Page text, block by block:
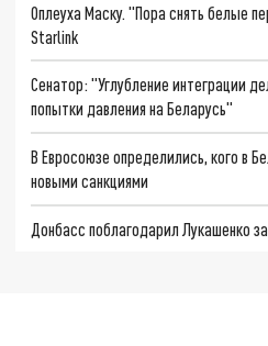
Оплеуха Маску. "Пора снять белые
Starlink
Сенатор: "Углубление интеграции
попытки давления на Беларусь"
В Евросоюзе определились, кого в
новыми санкциями
Донбасс поблагодарил Лукашенко